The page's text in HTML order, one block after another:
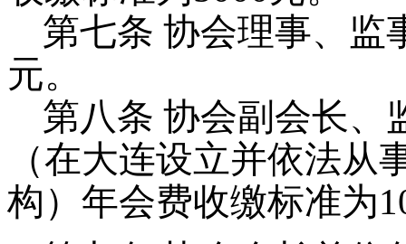
第七条 协会理事、监
元。
第八条 协会副会长、
（在大连设立并依法从
构）年会费收缴标准为